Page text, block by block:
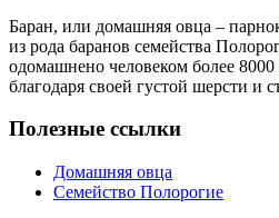
Баран, или домашняя овца –
из рода баранов семейства
одомашнено человеком более 8000
благодаря своей густой шерсти и
Полезные ссылки
Домашняя овца
Семейство Полорогие